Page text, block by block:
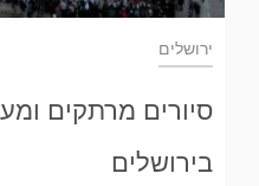
ירושלים
סיורים מרתקים
בירושלים